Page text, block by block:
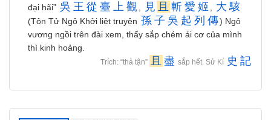
đại hãi” 吳 王 從 臺 上 觀 見 且 斬 愛 姬 大 駭
(Tôn Tử Ngô Khởi liệt truyện 孫 子 吳 起 列 傳) Ngô
vương ngồi trên đài xem, thấy sắp chém ái cơ của mình
thì kinh hoảng.
Trích: “thả tận” 且 盡 sắp hết. Sử Kí 史 記